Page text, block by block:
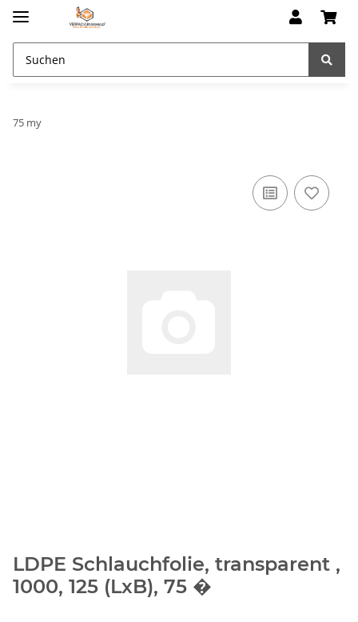
75 my
LDPE Schlauchfolie, transparent ,
1000, 125 (LxB), 75 �